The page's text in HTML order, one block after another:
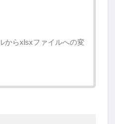
からxlsxファイルへの変